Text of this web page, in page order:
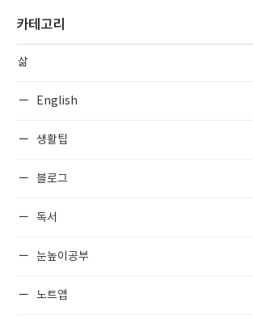
카테고리
삶
English
생활팁
블로그
독서
눈높이공부
노트앱